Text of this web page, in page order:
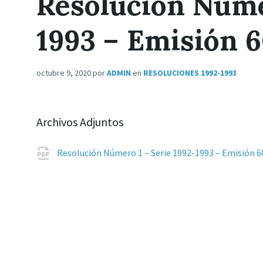
1993 – Emisión
octubre 9, 2020porADMIN en RESOLUCIONES 1992-1993
Archivos Adjuntos
Resolución Número 1 – Serie 1992-1993 – Emisión